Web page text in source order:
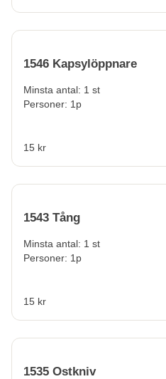
1546 Kapsylöppnare
Minsta antal: 1 st
Personer: 1p
15 kr
1543 Tång
Minsta antal: 1 st
Personer: 1p
15 kr
1535 Ostkniv